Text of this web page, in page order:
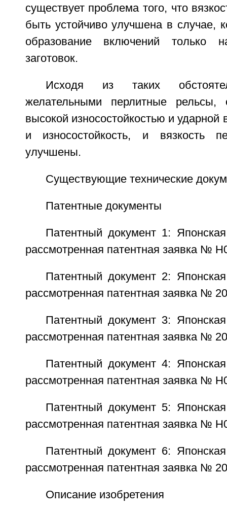
существует проблема того, что
быть устойчиво улучшена в случае,
образование включений только
заготовок.
Исходя из таких
желательными перлитные
высокой износостойкостью и ударной
и износостойкость, и вязкость
улучшены.
Существующие технические
Патентные документы
Патентный документ 1:
рассмотренная патентная заявка №
Патентный документ 2:
рассмотренная патентная заявка №
Патентный документ 3:
рассмотренная патентная заявка №
Патентный документ 4:
рассмотренная патентная заявка №
Патентный документ 5:
рассмотренная патентная заявка №
Патентный документ 6:
рассмотренная патентная заявка №
Описание изобретения